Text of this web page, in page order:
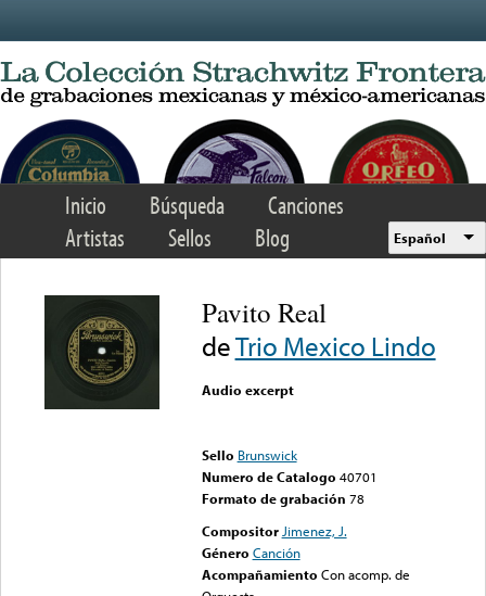
Inicio Búsqueda
Canciones
Artistas
Sellos Blog Español
Pavito Real
deTrio Mexico Lindo
Audio excerpt
Sello Brunswick
Numero de Catalogo 40701
Formato de grabación 78
Compositor Jimenez, J.
Género Canción
Acompañamiento Con acomp. de